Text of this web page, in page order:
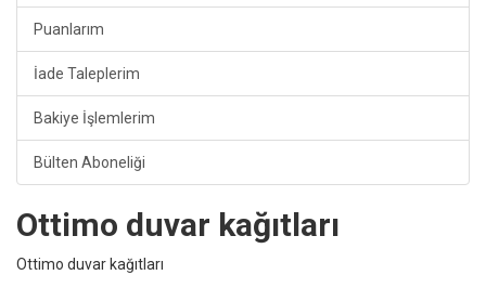
Puanlarım
İade Taleplerim
Bakiye İşlemlerim
Bülten Aboneliği
Ottimo duvar kağıtları
Ottimo duvar kağıtları